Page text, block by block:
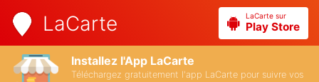
LaCarte LaCarte sur
Play Store
Installez l'App LaCarte
Téléchargez gratuitement l'app LaCarte pour suivre vos